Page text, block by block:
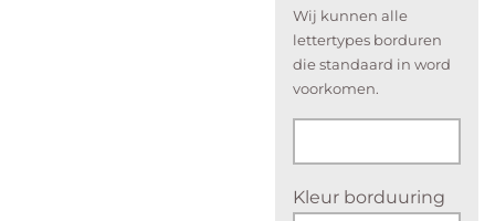
Wij kunnen alle
lettertypes borduren
die standaard in word
voorkomen.
Kleur borduuring